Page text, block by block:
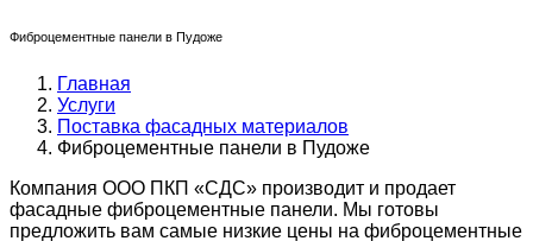
Фиброцементные панели в Пудоже
Главная
Услуги
Поставка фасадных материалов
Фиброцементные панели в Пудоже
Компания ООО ПКП «СДС» производит и продает
фасадные фиброцементные панели. Мы готовы
предложить вам самые низкие цены на фиброцементные